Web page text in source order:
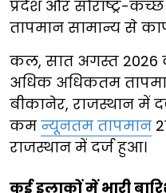
प्रदेश और सौराष्ट्र-
तापमान सामान्य से
कल, सात अगस्त 2026
अधिक अधिकतम
बीकानेर, राजस्थान में
कम न्यूनतम तापमान
राजस्थान में दर्ज हुआ।
कई इलाकों में भारी